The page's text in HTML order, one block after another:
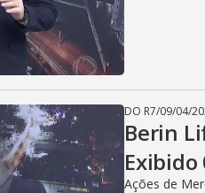
o
DO R7/09/04/
Berin
Ações de